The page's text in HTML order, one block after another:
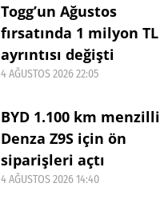
Togg’un Ağustos
fırsatında 1 milyon TL
ayrıntısı değişti
4 AĞUSTOS 2026 22:05
BYD 1.100 km menzilli
Denza Z9S için ön
siparişleri açtı
4 AĞUSTOS 2026 14:40